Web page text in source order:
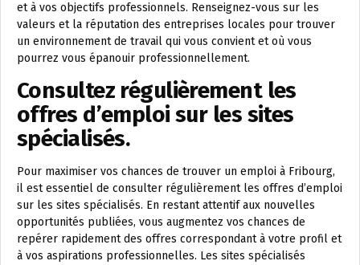
et à vos objectifs professionnels. Renseignez-vous sur les
valeurs et la réputation des entreprises locales pour trouver
un environnement de travail qui vous convient et où vous
pourrez vous épanouir professionnellement.
Consultez régulièrement les
offres d’emploi sur les sites
spécialisés.
Pour maximiser vos chances de trouver un emploi à Fribourg,
il est essentiel de consulter régulièrement les offres d’emploi
sur les sites spécialisés. En restant attentif aux nouvelles
opportunités publiées, vous augmentez vos chances de
repérer rapidement des offres correspondant à votre profil et
à vos aspirations professionnelles. Les sites spécialisés